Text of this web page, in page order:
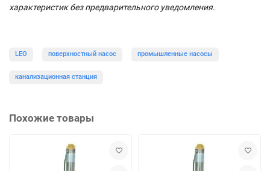
характеристик без предварительного уведомления.
LEO поверхностный насос промышленные насосы
канализационная станция
Похожие товары